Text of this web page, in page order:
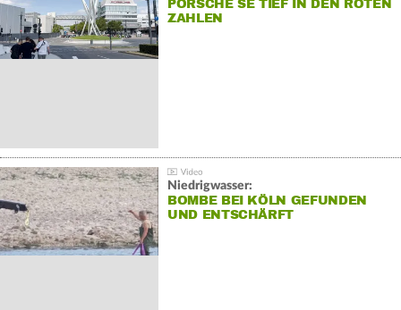
PORSCHE SE TIEF IN DEN ROTEN
ZAHLEN
Niedrigwasser:
BOMBE BEI KÖLN GEFUNDEN
UND ENTSCHÄRFT